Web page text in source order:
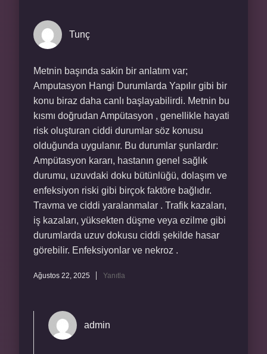
Tunç
Metnin başında sakin bir anlatım var;
Amputasyon Hangi Durumlarda Yapılır gibi bir
konu biraz daha canlı başlayabilirdi. Metnin bu
kısmı doğrudan Ampütasyon , genellikle hayati
risk oluşturan ciddi durumlar söz konusu
olduğunda uygulanır. Bu durumlar şunlardır:
Ampütasyon kararı, hastanın genel sağlık
durumu, uzuvdaki doku bütünlüğü, dolaşım ve
enfeksiyon riski gibi birçok faktöre bağlıdır.
Travma ve ciddi yaralanmalar . Trafik kazaları,
iş kazaları, yüksekten düşme veya ezilme gibi
durumlarda uzuv dokusu ciddi şekilde hasar
görebilir. Enfeksiyonlar ve nekroz .
Ağustos 22, 2025 Yanıtla
admin